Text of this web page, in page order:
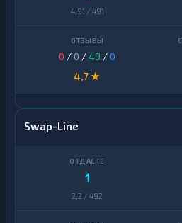
4,91 / 491
0 / 0 / 49 /0
4,7 ★
Swap-Line
1
2,2 / 492